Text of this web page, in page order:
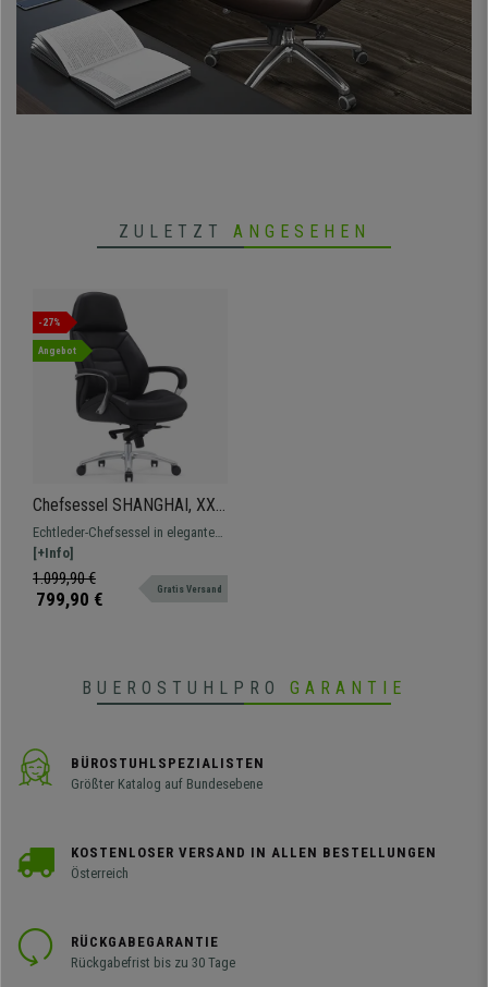
erreichen, mit dem Sie ein elitäres Umfeld schaffen. Ein absolutes
Qualitätsprodukt, das für viele Jahre ausgelegt ist, eine Investition in das
Wohlbefinden mit garantierter Rendite!
• Exklusives und elegantes, zeitloses Design
• Hervorragender Komfort, hochdichte Polsterung
ZULETZT ANGESEHEN
-27%
Angebot
Chefsessel SHANGHAI, XXL,
Wippmechanismus,
Echtleder, großzügig
gepolstert, Farbe Schwarz
Echtleder-Chefsessel in elegantem,
modernem Design mit hoher
Rückenlehne und großzügiger
Polsterung.
[+Info]
1.099,90 €
799,90 € Gratis Versand
BUEROSTUHLPRO GARANTIE
BÜROSTUHLSPEZIALISTEN
Größter Katalog auf Bundesebene
KOSTENLOSER VERSAND IN ALLEN BESTELLUNGEN
Österreich
RÜCKGABEGARANTIE
Rückgabefrist bis zu 30 Tage